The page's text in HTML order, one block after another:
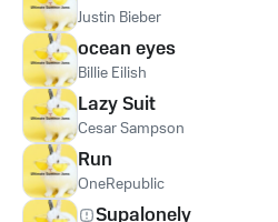
Justin Bieber
ocean eyes
Billie Eilish
Lazy Suit
Cesar Sampson
Run
OneRepublic
Supalonely